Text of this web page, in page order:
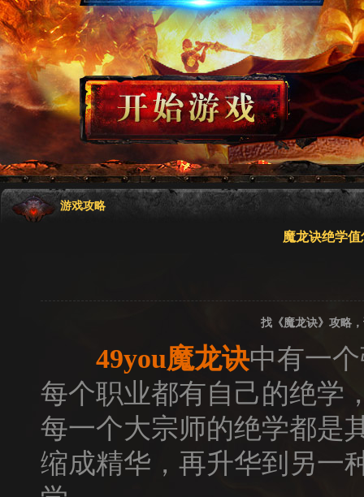
游戏攻略
魔龙诀绝学
找《魔龙诀》攻略
49you魔龙诀中有一
每个职业都有自己的绝学
每一个大宗师的绝学都是
缩成精华，再升华到另一